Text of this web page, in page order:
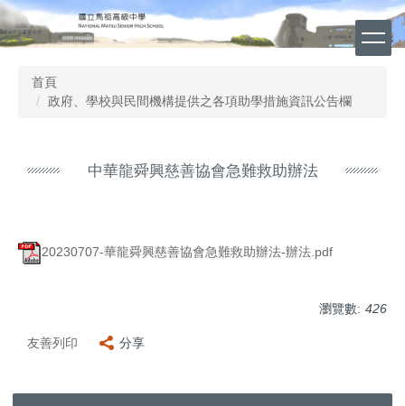
跳
到
主
首頁
政府、學校與民間機構提供之各項助學措施資訊公告欄
中華龍舜興慈善協會急難救助辦法
20230707-華龍舜興慈善協會急難救助辦法-辦法.pdf
瀏覽數: 426
友善列印 分享